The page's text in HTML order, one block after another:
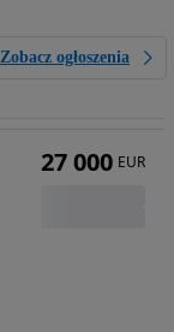
Zobacz ogłoszenia
27 000 EUR